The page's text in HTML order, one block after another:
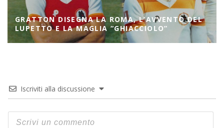
GRATTON DISEGNA LA ROMA, L’AVVENTO DEL
LUPETTO E LA MAGLIA “GHIACCIOLO”
Iscriviti alla discussione